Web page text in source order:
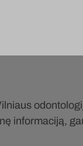
informaciją,